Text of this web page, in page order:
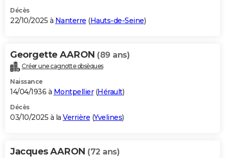
S'inscrire
Se connecter
Lycées
Collèges
Primaires
Universités
Entreprises
Service militaire
Avis de recherche
AVIS DE DÉCÈS
Bricolage
Lifestyle
Culture
Sport
Auto
Television
Voyage
Cinema
Décès
22/10/2025 à Nanterre (Hauts-de-Seine)
Georgette AARON (89 ans)
Créer une cagnotte obsèques
Naissance
14/04/1936 à Montpellier(Hérault)
Décès
03/10/2025 à la Verrière (Yvelines)
Jacques AARON (72 ans)